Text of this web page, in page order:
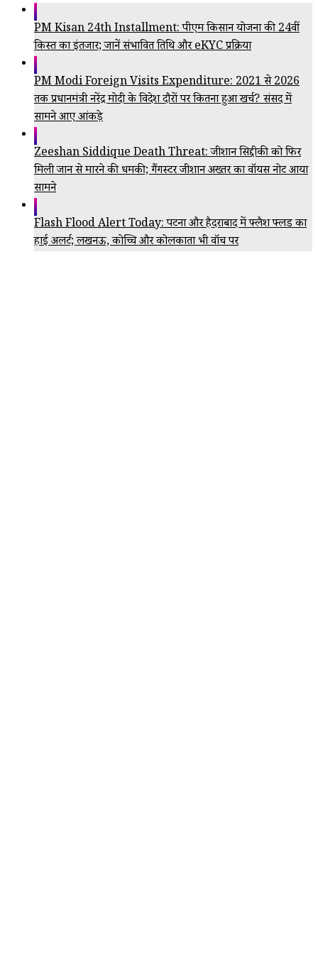
PM Kisan 24th Installment: पीएम किसान योजना की 24वीं
किस्त का इंतजार; जानें संभावित तिथि और eKYC प्रक्रिया
PM Modi Foreign Visits Expenditure: 2021 से 2026
तक प्रधानमंत्री नरेंद्र मोदी के विदेश दौरों पर कितना हुआ खर्च? संसद में
सामने आए आंकड़े
Zeeshan Siddique Death Threat: जीशान सिद्दीकी को फिर
मिली जान से मारने की धमकी; गैंगस्टर जीशान अख्तर का वॉयस नोट आया
सामने
Flash Flood Alert Today: पटना और हैदराबाद में फ्लैश फ्लड का
हाई अलर्ट; लखनऊ, कोच्चि और कोलकाता भी वॉच पर